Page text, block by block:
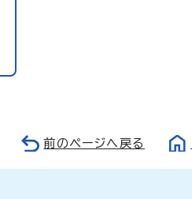
前のページへ戻る